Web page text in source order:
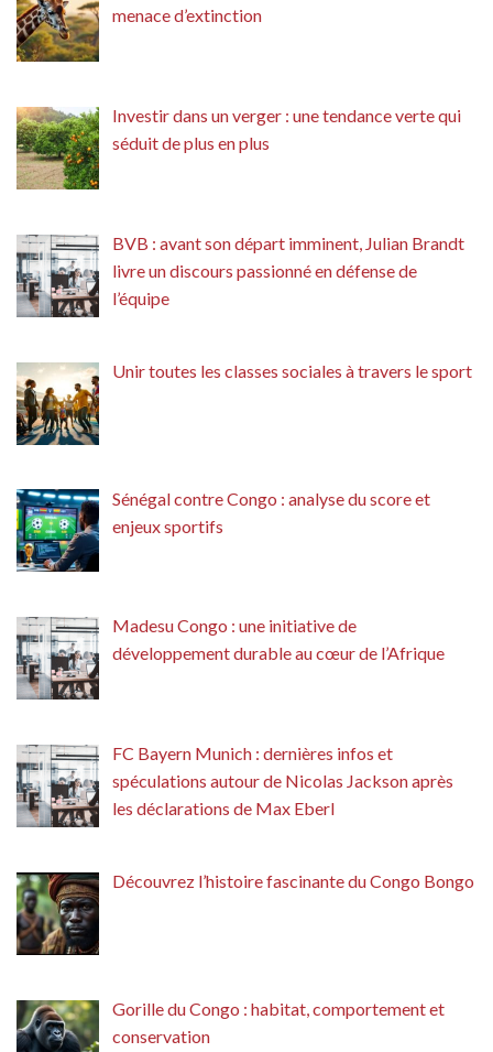
menace d’extinction
Investir dans un verger : une tendance verte qui
séduit de plus en plus
BVB : avant son départ imminent, Julian Brandt
livre un discours passionné en défense de
l’équipe
Unir toutes les classes sociales à travers le sport
Sénégal contre Congo : analyse du score et
enjeux sportifs
Madesu Congo : une initiative de
développement durable au cœur de l’Afrique
FC Bayern Munich : dernières infos et
spéculations autour de Nicolas Jackson après
les déclarations de Max Eberl
Découvrez l’histoire fascinante du Congo Bongo
Gorille du Congo : habitat, comportement et
conservation